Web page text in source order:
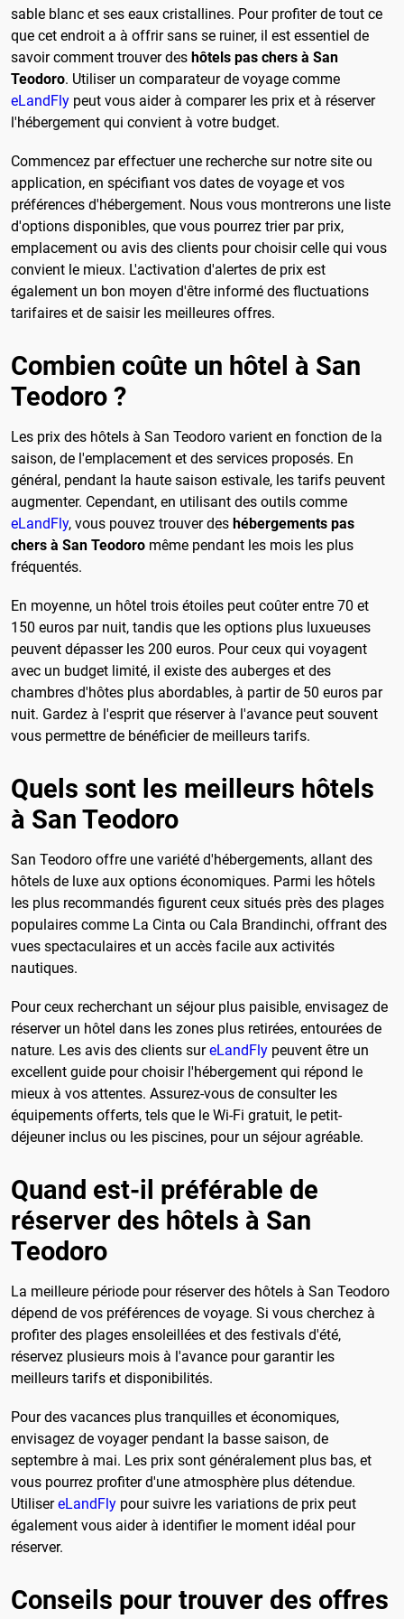
sable blanc et ses eaux cristallines. Pour profiter de tout ce
que cet endroit a à offrir sans se ruiner, il est essentiel de
savoir comment trouver des hôtels pas chers à San
Teodoro. Utiliser un comparateur de voyage comme
eLandFly peut vous aider à comparer les prix et à réserver
l'hébergement qui convient à votre budget.
Commencez par effectuer une recherche sur notre site ou
application, en spécifiant vos dates de voyage et vos
préférences d'hébergement. Nous vous montrerons une liste
d'options disponibles, que vous pourrez trier par prix,
emplacement ou avis des clients pour choisir celle qui vous
convient le mieux. L'activation d'alertes de prix est
également un bon moyen d'être informé des fluctuations
tarifaires et de saisir les meilleures offres.
Combien coûte un hôtel à San
Teodoro ?
Les prix des hôtels à San Teodoro varient en fonction de la
saison, de l'emplacement et des services proposés. En
général, pendant la haute saison estivale, les tarifs peuvent
augmenter. Cependant, en utilisant des outils comme
eLandFly, vous pouvez trouver des hébergements pas
chers à San Teodoro même pendant les mois les plus
fréquentés.
En moyenne, un hôtel trois étoiles peut coûter entre 70 et
150 euros par nuit, tandis que les options plus luxueuses
peuvent dépasser les 200 euros. Pour ceux qui voyagent
avec un budget limité, il existe des auberges et des
chambres d'hôtes plus abordables, à partir de 50 euros par
nuit. Gardez à l'esprit que réserver à l'avance peut souvent
vous permettre de bénéficier de meilleurs tarifs.
Quels sont les meilleurs hôtels
à San Teodoro
San Teodoro offre une variété d'hébergements, allant des
hôtels de luxe aux options économiques. Parmi les hôtels
les plus recommandés figurent ceux situés près des plages
populaires comme La Cinta ou Cala Brandinchi, offrant des
vues spectaculaires et un accès facile aux activités
nautiques.
Pour ceux recherchant un séjour plus paisible, envisagez de
réserver un hôtel dans les zones plus retirées, entourées de
nature. Les avis des clients sureLandFly peuvent être un
excellent guide pour choisir l'hébergement qui répond le
mieux à vos attentes. Assurez-vous de consulter les
équipements offerts, tels que le Wi-Fi gratuit, le petit-
déjeuner inclus ou les piscines, pour un séjour agréable.
Quand est-il préférable de
réserver des hôtels à San
Teodoro
La meilleure période pour réserver des hôtels à San Teodoro
dépend de vos préférences de voyage. Si vous cherchez à
profiter des plages ensoleillées et des festivals d'été,
réservez plusieurs mois à l'avance pour garantir les
meilleurs tarifs et disponibilités.
Pour des vacances plus tranquilles et économiques,
envisagez de voyager pendant la basse saison, de
septembre à mai. Les prix sont généralement plus bas, et
vous pourrez profiter d'une atmosphère plus détendue.
UtilisereLandFly pour suivre les variations de prix peut
également vous aider à identifier le moment idéal pour
réserver.
Conseils pour trouver des offres